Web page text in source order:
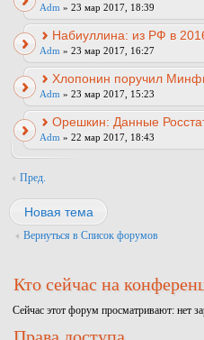
Adm » 23 мар 2017, 18:39
Набиуллина: из РФ в
Adm » 23 мар 2017, 16:27
Хлопонин поручил
Adm » 23 мар 2017, 15:23
Орешкин: Данные
Adm » 22 мар 2017, 18:43
Пред.
Новая тема
Вернуться в Список форумов
Кто сейчас на
Сейчас этот форум просматривают: нет